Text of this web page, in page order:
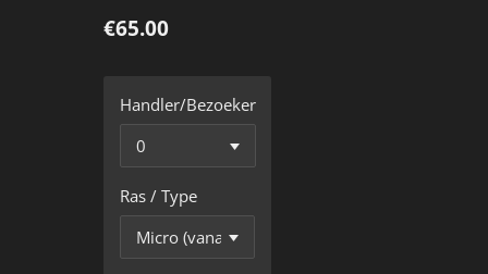
€65.00
Handler/Bezoeker
Ras / Type